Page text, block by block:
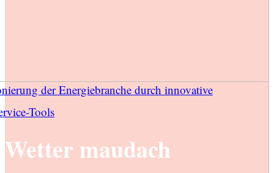
der Energiebranche durch innovative
Tools
Wetter maudach